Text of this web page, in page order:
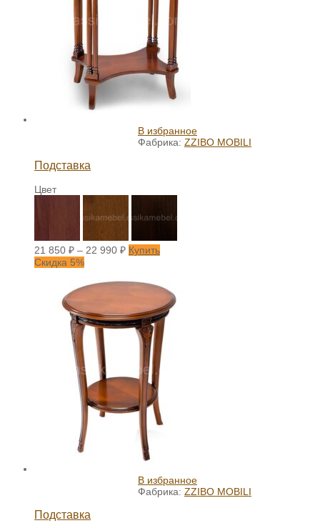
В избранное
Фабрика: ZZIBO MOBILI
Подставка
Цвет
21 850 ₽ – 22 990 ₽ Купить
Скидка 5%
В избранное
Фабрика: ZZIBO MOBILI
Подставка